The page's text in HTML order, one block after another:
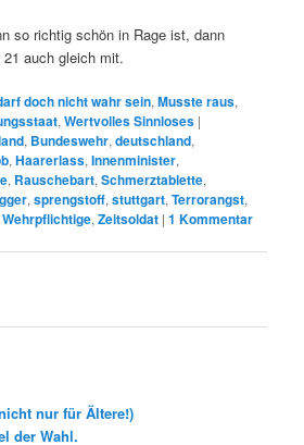
so richtig schön in Rage ist, dann
auch gleich mit.
doch nicht wahr sein,Musste raus,
,Wertvolles Sinnloses |
, Bundeswehr,deutschland,
,Haarerlass,Innenminister,
, Rauschebart,Schmerztablette,
,sprengstoff,stuttgart,Terrorangst,
Wehrpflichtige,Zeitsoldat |1 Kommentar
nur für Ältere!)
der Wahl.